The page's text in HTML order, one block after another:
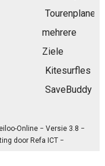
Tourenplaner
mehrere
Ziele
Kitesurfles
SaveBuddy
Online − Versie 3.8 −
doorRefa ICT −